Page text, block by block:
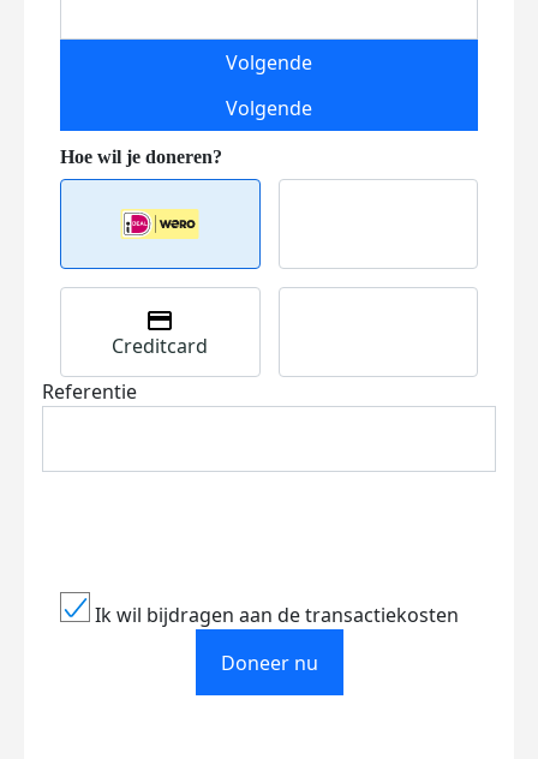
Volgende
Volgende
Creditcard
Referentie
Ik wil bijdragen aan de transactiekosten
Doneer nu